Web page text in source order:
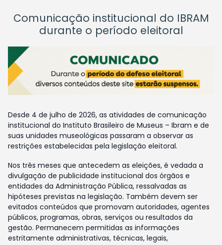
Comunicação institucional do IBRAM
durante o período eleitoral
Desde 4 de julho de 2026, as atividades de comunicação
institucional do Instituto Brasileiro de Museus – Ibram e de
suas unidades museológicas passaram a observar as
restrições estabelecidas pela legislação eleitoral.
Nos três meses que antecedem as eleições, é vedada a
divulgação de publicidade institucional dos órgãos e
entidades da Administração Pública, ressalvadas as
hipóteses previstas na legislação. Também devem ser
evitados conteúdos que promovam autoridades, agentes
públicos, programas, obras, serviços ou resultados da
gestão. Permanecem permitidas as informações
estritamente administrativas, técnicas, legais,